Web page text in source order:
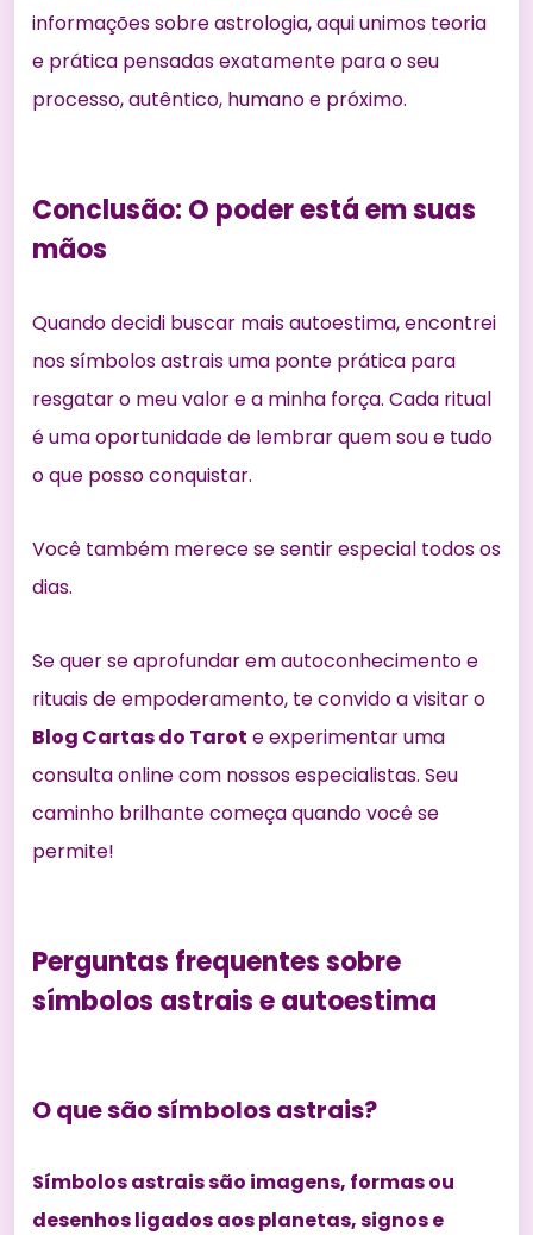
informações sobre astrologia, aqui unimos teoria
e prática pensadas exatamente para o seu
processo, autêntico, humano e próximo.
Conclusão: O poder está em suas
mãos
Quando decidi buscar mais autoestima, encontrei
nos símbolos astrais uma ponte prática para
resgatar o meu valor e a minha força. Cada ritual
é uma oportunidade de lembrar quem sou e tudo
o que posso conquistar.
Você também merece se sentir especial todos os
dias.
Se quer se aprofundar em autoconhecimento e
rituais de empoderamento, te convido a visitar o
Blog Cartas do Tarot e experimentar uma
consulta online com nossos especialistas. Seu
caminho brilhante começa quando você se
permite!
Perguntas frequentes sobre
símbolos astrais e autoestima
O que são símbolos astrais?
Símbolos astrais são imagens, formas ou
desenhos ligados aos planetas, signos e